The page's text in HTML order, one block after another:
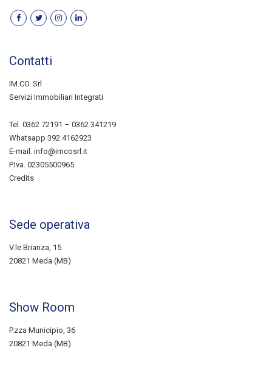
Contatti
IM.CO. Srl
Servizi Immobiliari Integrati
Tel. 0362 72191 – 0362 341219
Whatsapp 392 4162923
E-mail. info@imcosrl.it
P.Iva. 02305500965
Credits
Sede operativa
V.le Brianza, 15
20821 Meda (MB)
Show Room
P.zza Municipio, 36
20821 Meda (MB)